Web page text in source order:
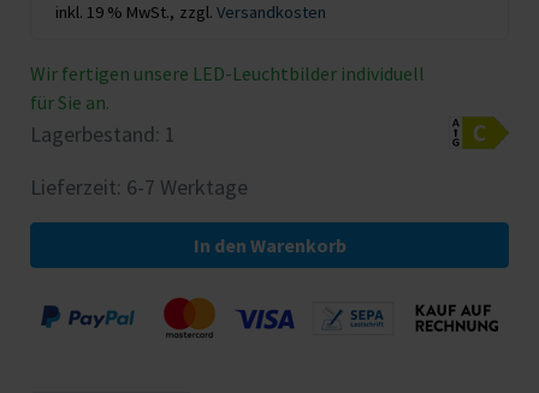
inkl. 19 % MwSt., zzgl. Versandkosten
Wir fertigen unsere LED-Leuchtbilder individuell
für Sie an.
Lagerbestand: 1
Lieferzeit: 6-7 Werktage
In den Warenkorb